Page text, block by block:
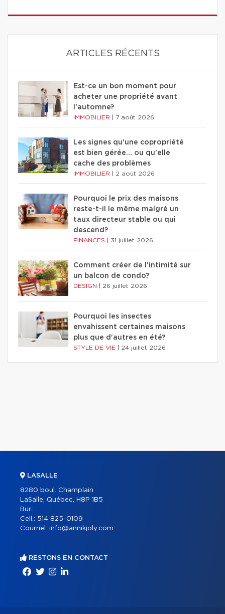
ARTICLES RÉCENTS
Est-ce un bon moment pour
acheter une propriété avant
l'automne?
IMMOBILIER 7 août 2026
Les signes qu'une copropriété
est bien gérée… ou qu'elle
cache des problèmes
IMMOBILIER 2 août 2026
Pourquoi le prix des maisons
reste-t-il le même malgré un
taux directeur stable ou qui
descend?
FINANCES 31 juillet 2026
Comment créer de l'intimité sur
un balcon de condo?
DESIGN 26 juillet 2026
Pourquoi les insectes
envahissent certaines maisons
plus que d'autres en été?
STYLE DE VIE 24 juillet 2026
LASALLE
8280 boul. Champlain
LaSalle, Québec, H8P 1B5
Bur.:
Cell.: 514 825-0109
Courriel: info@annikjoly.com
RESTONS EN CONTACT